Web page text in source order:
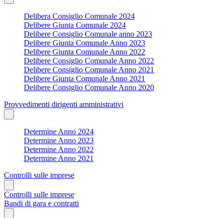
Delibera Consiglio Comunale 2024
Delibere Giunta Comunale 2024
Delibere Consiglio Comunale anno 2023
Delibere Giunta Comunale Anno 2023
Delibere Giunta Comunale Anno 2022
Delibere Consiglio Comunale Anno 2022
Delibere Consiglio Comunale Anno 2021
Delibere Giunta Comunale Anno 2021
Delibere Consiglio Comunale Anno 2020
Provvedimenti dirigenti amministrativi
Determine Anno 2024
Determine Anno 2023
Determine Anno 2022
Determine Anno 2021
Controlli sulle imprese
Controlli sulle imprese
Bandi di gara e contratti